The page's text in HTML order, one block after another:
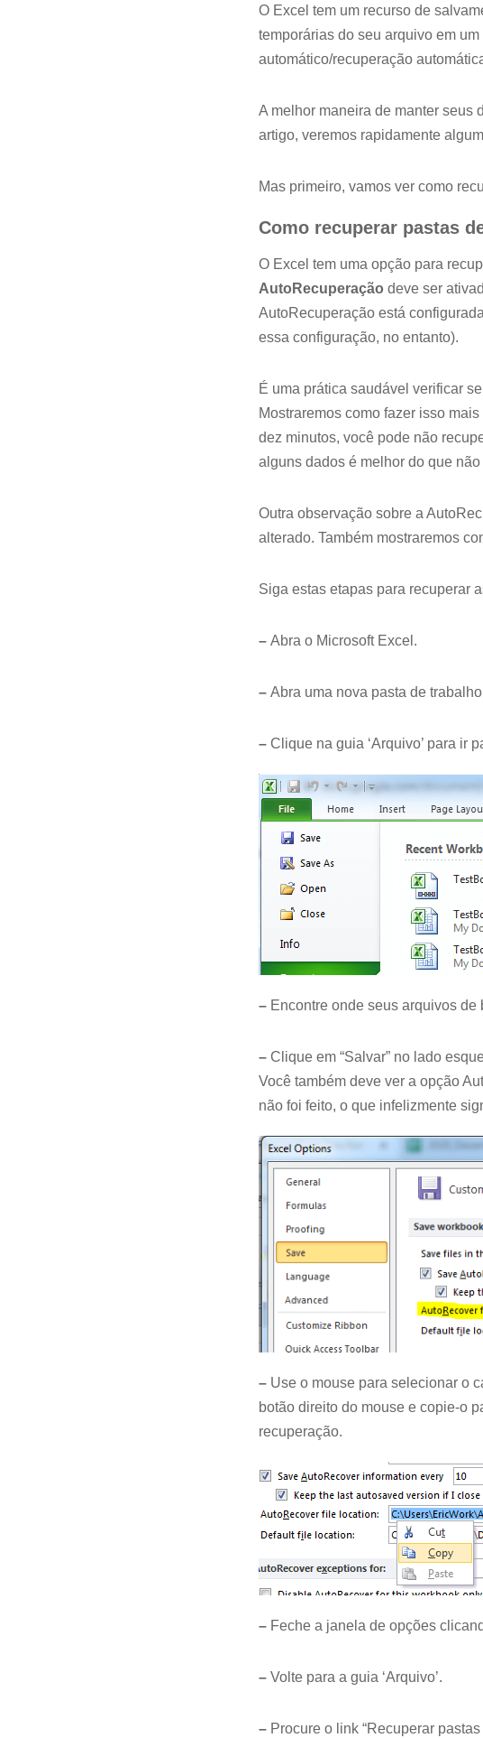
O Excel tem um recurso de
temporárias do seu arquivo em
automático/recuperação
A melhor maneira de manter seus
artigo, veremos rapidamente
Mas primeiro, vamos ver como
Como recuperar pastas
O Excel tem uma opção para
AutoRecuperação deve ser
AutoRecuperação está
essa configuração, no entanto).
É uma prática saudável verificar
Mostraremos como fazer isso
dez minutos, você pode não
alguns dados é melhor do que
Outra observação sobre a
alterado. Também mostraremos
Siga estas etapas para recuperar
– Abra o Microsoft Excel.
– Abra uma nova pasta de
– Clique na guia ‘Arquivo’ para ir
– Encontre onde seus arquivos de
– Clique em “Salvar” no lado
Você também deve ver a opção
não foi feito, o que infelizmente
– Use o mouse para selecionar o
botão direito do mouse e copie-o
recuperação.
– Feche a janela de opções
– Volte para a guia ‘Arquivo’.
– Procure o link “Recuperar